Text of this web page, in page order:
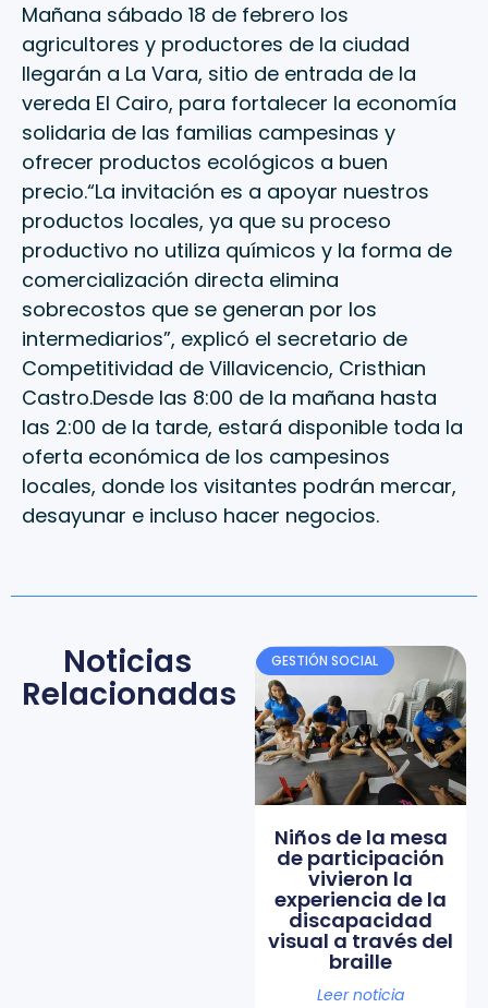
Mañana sábado 18 de febrero los
agricultores y productores de la ciudad
llegarán a La Vara, sitio de entrada de la
vereda El Cairo, para fortalecer la economía
solidaria de las familias campesinas y
ofrecer productos ecológicos a buen
precio.“La invitación es a apoyar nuestros
productos locales, ya que su proceso
productivo no utiliza químicos y la forma de
comercialización directa elimina
sobrecostos que se generan por los
intermediarios”, explicó el secretario de
Competitividad de Villavicencio, Cristhian
Castro.Desde las 8:00 de la mañana hasta
las 2:00 de la tarde, estará disponible toda la
oferta económica de los campesinos
locales, donde los visitantes podrán mercar,
desayunar e incluso hacer negocios.
Noticias
Relacionadas
GESTIÓN SOCIAL
Niños de la mesa
de participación
vivieron la
experiencia de la
discapacidad
visual a través del
braille
Leer noticia